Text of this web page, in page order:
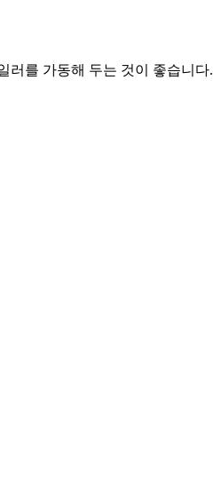
러를 가동해 두는 것이 좋습니다.